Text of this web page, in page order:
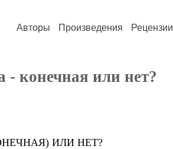
Авторы Произведения Рецензии
- конечная или нет?
ИЛИ НЕТ?